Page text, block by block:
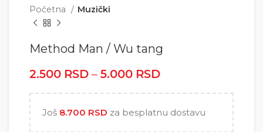
Početna Muzički
Method Man / Wu tang
2.500 RSD – 5.000 RSD
Još 8.700 RSD za besplatnu dostavu